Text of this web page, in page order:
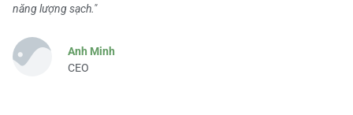
năng lượng sạch."
Anh Minh
CEO